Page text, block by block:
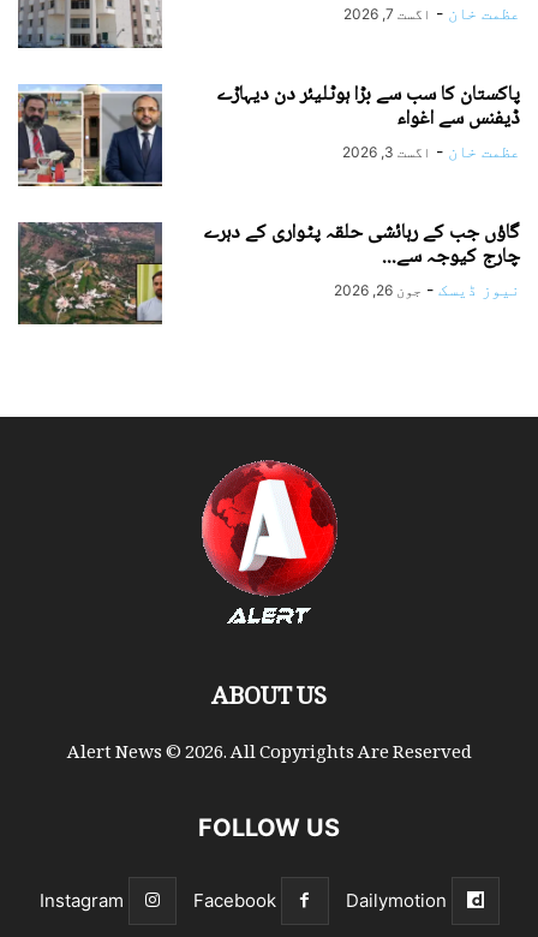
عظمت خان - اگست 7, 2026
پاکستان کا سب سے بڑا ہوٹلیئر دن دیہاڑے
ڈیفنس سے اغواء
عظمت خان - اگست 3, 2026
گاؤں جب کے رہائشی حلقہ پٹواری کے دہرے
چارج کیوجہ سے...
نیوز ڈیسک - جون 26, 2026
ABOUT US
Alert News © 2026. All Copyrights Are Reserved
FOLLOW US
Dailymotion
Facebook
Instagram